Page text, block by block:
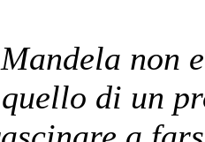
non
di un